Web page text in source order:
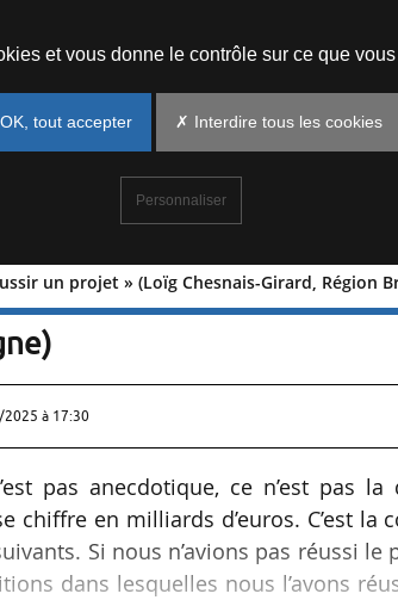
un projet » (Loïg Chesnais-Girard, Région
pour réussir un projet »
à 17:30
pas anecdotique, ce n’est pas la
en milliards d’euros. C’est la
Si nous n’avions pas réussi le
dans lesquelles nous l’avons
et vous donne le contrôle sur ce que
tout accepter ✗ Interdire tous les cookies
Personnaliser